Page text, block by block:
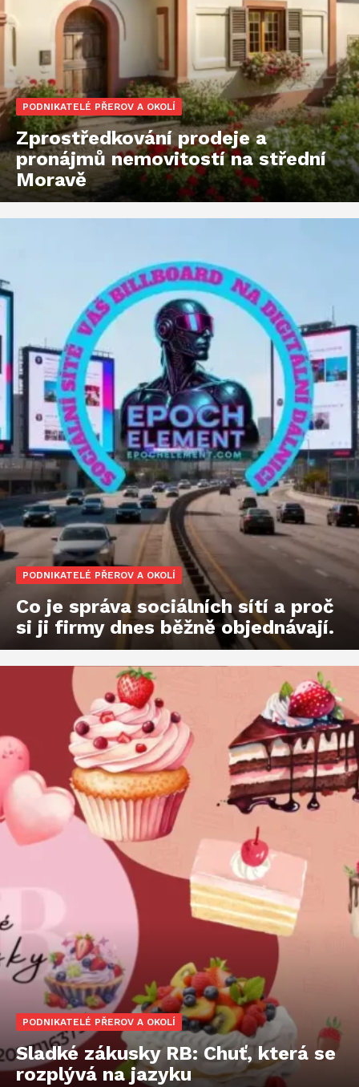
PODNIKATELÉ PŘEROV A OKOLÍ
Zprostředkování prodeje a
pronájmů nemovitostí na střední
Moravě
PODNIKATELÉ PŘEROV A OKOLÍ
Co je správa sociálních sítí a proč
si ji firmy dnes běžně objednávají.
PODNIKATELÉ PŘEROV A OKOLÍ
Sladké zákusky RB: Chuť, která se
rozplývá na jazyku